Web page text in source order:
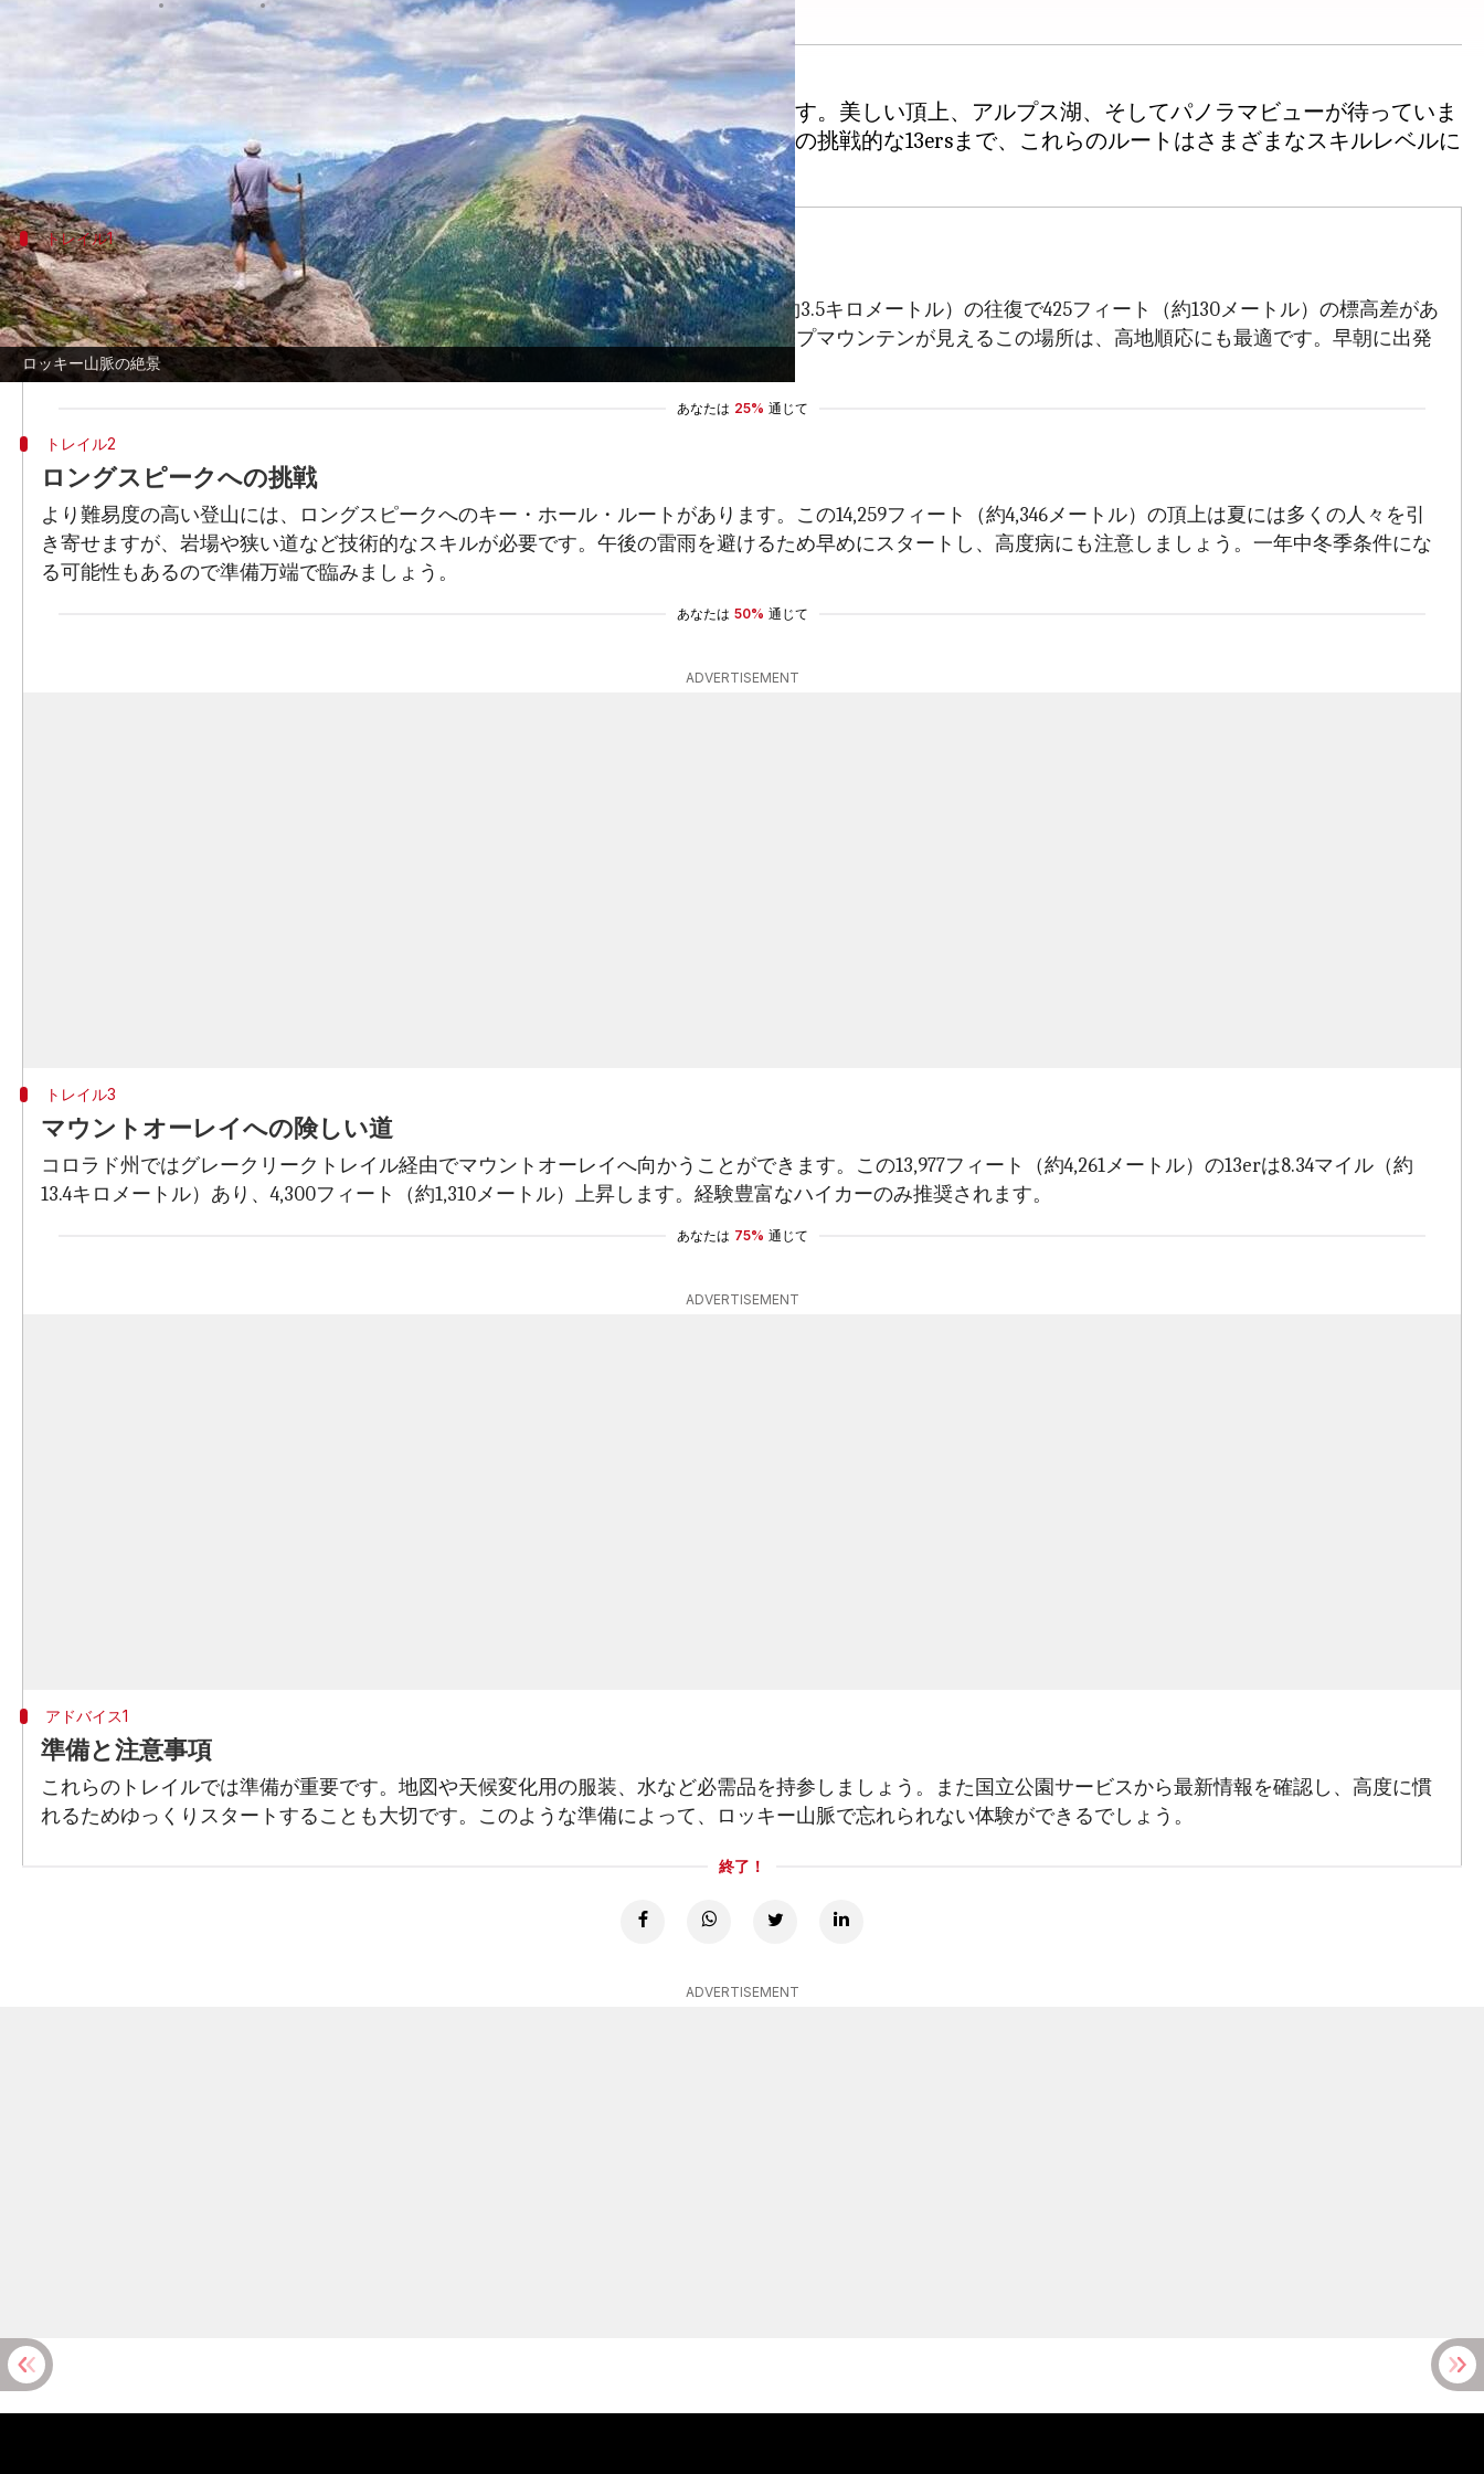
ロッキー山脈の絶景
Keito Komeda Jun 30, 2026 05:20 am
どんな話なの
ロッキー山脈は、冒険者にとって息をのむようなハイキングの機会を提供します。美しい頂上、アルプス湖、そしてパノラマビューが待っていま
す。ロッキーマウンテン国立公園のアクセスしやすいトレイルからコロラド州の挑戦的な13ersまで、これらのルートはさまざまなスキルレベルに
トレイル1
ドリームレイクトレイルで朝日を見る
ベアーレイク・トレイルヘッドから始まるドリームレイクトレイルは、2.2マイル（約3.5キロメートル）の往復で425フィート（約130メートル）の標高差があ
ります。森を抜けてドリーム湖の岸辺へと続きます。ハレットピークやフラットトップマウンテンが見えるこの場所は、高地順応にも最適です。早朝に出発
して花崗岩の峰々に昇る日の出を見ることができます。
あなたは 25% 通じて
トレイル2
ロングスピークへの挑戦
より難易度の高い登山には、ロングスピークへのキー・ホール・ルートがあります。この14,259フィート（約4,346メートル）の頂上は夏には多くの人々を引
き寄せますが、岩場や狭い道など技術的なスキルが必要です。午後の雷雨を避けるため早めにスタートし、高度病にも注意しましょう。一年中冬季条件にな
る可能性もあるので準備万端で臨みましょう。
あなたは 50% 通じて
ADVERTISEMENT
トレイル3
マウントオーレイへの険しい道
コロラド州ではグレークリークトレイル経由でマウントオーレイへ向かうことができます。この13,977フィート（約4,261メートル）の13erは8.34マイル（約
13.4キロメートル）あり、4,300フィート（約1,310メートル）上昇します。経験豊富なハイカーのみ推奨されます。
あなたは 75% 通じて
ADVERTISEMENT
アドバイス1
準備と注意事項
これらのトレイルでは準備が重要です。地図や天候変化用の服装、水など必需品を持参しましょう。また国立公園サービスから最新情報を確認し、高度に慣
れるためゆっくりスタートすることも大切です。このような準備によって、ロッキー山脈で忘れられない体験ができるでしょう。
終了！
ADVERTISEMENT